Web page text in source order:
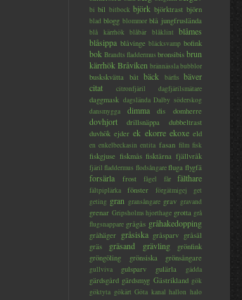
bi bil bitbock björk björktrast björn
blad blogg blommor blå jungfruslända
blå kärrhök blåbär blåklint
blåmes
blåsippa blåvinge bläcksvamp bofink
bok Brandts fladdermus bronsibis brun
kärrhökBråviken brännässlabubblor
buskskvätta båt bäck bärfis bäver
citat
citronfjäril dagfjärilsmätare
daggmask dagslända Dalby söderskog
dansmygga
dimma dis domherre
dovhjort drillsnäppa
dubbeltrast
duvhök ejder ek ekorre ekoxe eld
en enkelbeckasin entita fasan film fisk
fiskgjuse fiskmås fisktärna fjällvråk
fjäril fladdermus flodsångarefluga flygfä
forsärla frost fågel får fälthare
fältpiplärka fönster förgätmigej
get
geting gran gransångare grav gravand
grenar Gripsholms hjorthage grotta grå
flugsnappare grågås gråhakedopping
gråhäger gråsiska gråsparv gråsäl
gräs
gräsand grävling
grönfink
gröngöling
grönsiska grönsångare
gullviva gulsparv gulärla gädda
gärdsgård gärdsmyg Gästrikland gök
göktyta gökärt Göta kanal hallon halo